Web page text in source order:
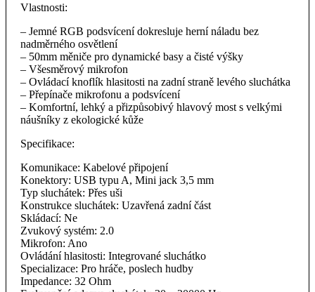
Vlastnosti:
– Jemné RGB podsvícení dokresluje herní náladu bez
nadměrného osvětlení
– 50mm měniče pro dynamické basy a čisté výšky
– Všesměrový mikrofon
– Ovládací knoflík hlasitosti na zadní straně levého sluchátka
– Přepínače mikrofonu a podsvícení
– Komfortní, lehký a přizpůsobivý hlavový most s velkými
náušníky z ekologické kůže
Specifikace:
Komunikace: Kabelové připojení
Konektory: USB typu A, Mini jack 3,5 mm
Typ sluchátek: Přes uši
Konstrukce sluchátek: Uzavřená zadní část
Skládací: Ne
Zvukový systém: 2.0
Mikrofon: Ano
Ovládání hlasitosti: Integrované sluchátko
Specializace: Pro hráče, poslech hudby
Impedance: 32 Ohm